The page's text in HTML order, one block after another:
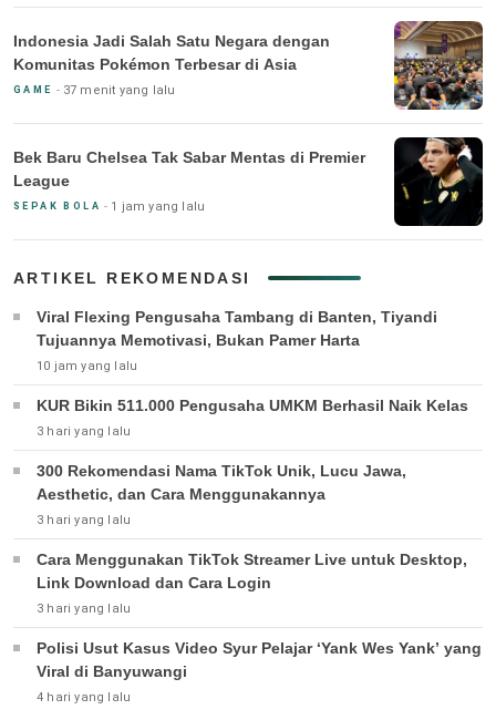
Indonesia Jadi Salah Satu Negara dengan
Komunitas Pokémon Terbesar di Asia
GAME 37 menit yang lalu
Bek Baru Chelsea Tak Sabar Mentas di Premier
League
SEPAK BOLA 1 jam yang lalu
ARTIKEL REKOMENDASI
Viral Flexing Pengusaha Tambang di Banten, Tiyandi
Tujuannya Memotivasi, Bukan Pamer Harta
10 jam yang lalu
KUR Bikin 511.000 Pengusaha UMKM Berhasil Naik Kelas
3 hari yang lalu
300 Rekomendasi Nama TikTok Unik, Lucu Jawa,
Aesthetic, dan Cara Menggunakannya
3 hari yang lalu
Cara Menggunakan TikTok Streamer Live untuk Desktop,
Link Download dan Cara Login
3 hari yang lalu
Polisi Usut Kasus Video Syur Pelajar ‘Yank Wes Yank’ yang
Viral di Banyuwangi
4 hari yang lalu